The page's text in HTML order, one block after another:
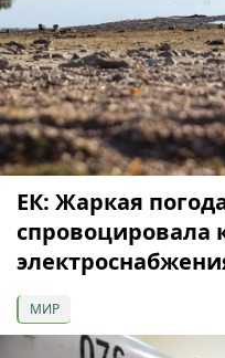
ЕК: Жаркая
спровоцировала
МИР